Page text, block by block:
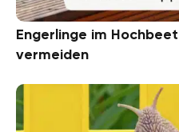
Engerlinge im
vermeiden